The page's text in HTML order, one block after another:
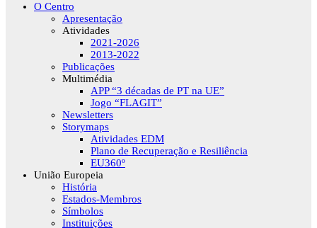
O Centro
Apresentação
Atividades
2021-2026
2013-2022
Publicações
Multimédia
APP “3 décadas de PT na UE”
Jogo “FLAGIT”
Newsletters
Storymaps
Atividades EDM
Plano de Recuperação e Resiliência
EU360º
União Europeia
História
Estados-Membros
Símbolos
Instituições